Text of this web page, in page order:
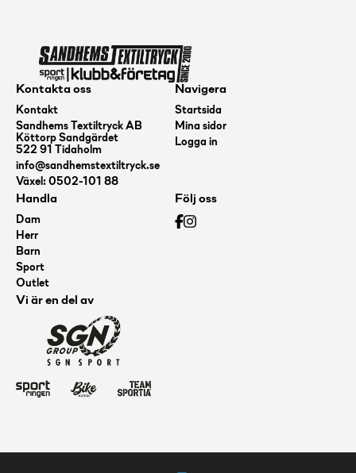
Kontakta oss
Kontakt
Sandhems Textiltryck AB
Köttorp Sandgärdet
522 91 Tidaholm
info@sandhemstextiltryck.se
Växel: 0502-101 88
Navigera
Startsida
Mina sidor
Logga in
Handla
Dam
Herr
Barn
Sport
Outlet
Följ oss
Vi är en del av